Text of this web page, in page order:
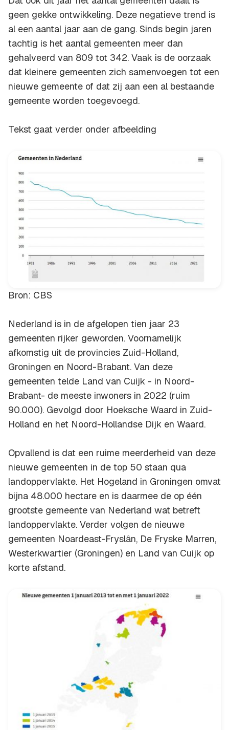
geen gekke ontwikkeling. Deze negatieve trend is
al een aantal jaar aan de gang. Sinds begin jaren
tachtig is het aantal gemeenten meer dan
gehalveerd van 809 tot 342. Vaak is de oorzaak
dat kleinere gemeenten zich samenvoegen tot een
nieuwe gemeente of dat zij aan een al bestaande
gemeente worden toegevoegd.
Tekst gaat verder onder afbeelding
Bron: CBS
Nederland is in de afgelopen tien jaar 23
gemeenten rijker geworden. Voornamelijk
afkomstig uit de provincies Zuid-Holland,
Groningen en Noord-Brabant. Van deze
gemeenten telde Land van Cuijk - in Noord-
Brabant- de meeste inwoners in 2022 (ruim
90.000). Gevolgd door Hoeksche Waard in Zuid-
Holland en het Noord-Hollandse Dijk en Waard.
Opvallend is dat een ruime meerderheid van deze
nieuwe gemeenten in de top 50 staan qua
landoppervlakte. Het Hogeland in Groningen omvat
bijna 48.000 hectare en is daarmee de op één
grootste gemeente van Nederland wat betreft
landoppervlakte. Verder volgen de nieuwe
gemeenten Noardeast-Fryslân, De Fryske Marren,
Westerkwartier (Groningen) en Land van Cuijk op
korte afstand.